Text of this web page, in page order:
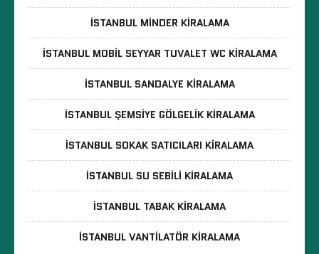
İSTANBUL MINDER KIRALAMA
İSTANBUL MOBIL SEYYAR TUVALET WC KIRALAMA
İSTANBUL SANDALYE KIRALAMA
İSTANBUL ŞEMSIYE GÖLGELIK KIRALAMA
İSTANBUL SOKAK SATICILARI KIRALAMA
İSTANBUL SU SEBILI KIRALAMA
İSTANBUL TABAK KIRALAMA
İSTANBUL VANTILATÖR KIRALAMA